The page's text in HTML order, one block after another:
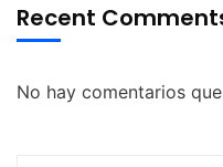
Recent
No hay comentarios